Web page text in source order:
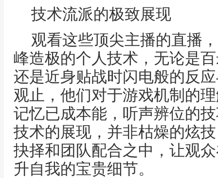
技术流派的极致展现
观看这些顶尖主播的直播
峰造极的个人技术，无论是
还是近身贴战时闪电般的反
观止，他们对于游戏机制的
记忆已成本能，听声辨位的
技术的展现，并非枯燥的炫
抉择和团队配合之中，让观
升自我的宝贵细节。